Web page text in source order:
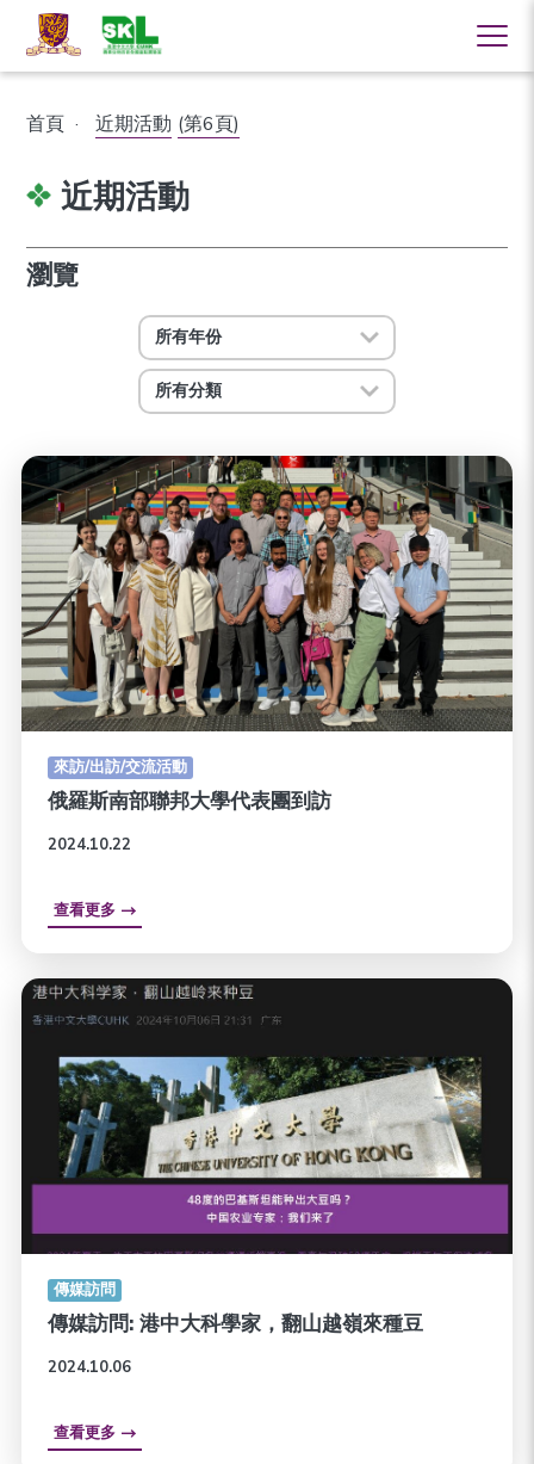
首頁 · 近期活動 (第6頁)
近期活動
瀏覽
所有年份
所有分類
來訪/出訪/交流活動
俄羅斯南部聯邦大學代表團到訪
2024.10.22
查看更多
傳媒訪問
傳媒訪問: 港中大科學家，翻山越嶺來種豆
2024.10.06
查看更多